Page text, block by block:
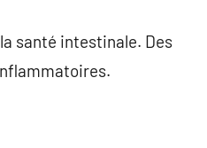
santé intestinale. Des